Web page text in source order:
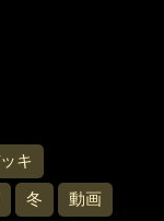
キ
冬 動画